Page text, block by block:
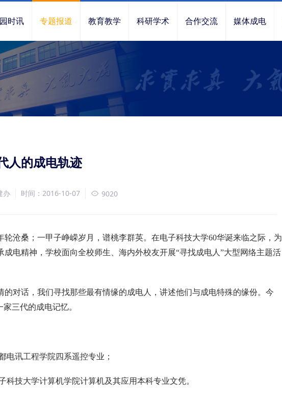
时讯 专题报道 教育教学 科研学术 合作交流 媒体成电
人的成电轨迹
办 时间：2016-10-07 9020
桑；一甲子峥嵘岁月，谱桃李群英。在电子科技大学60华诞来临之际，为
电精神，学校面向全校师生、海内外校友开展“寻找成电人”大型网络主题活
对话，我们寻找那些最有情缘的成电人，讲述他们与成电特殊的缘份。今
三代的成电记忆。
讯工程学院四系遥控专业；
技大学计算机学院计算机及其应用本科专业文凭。